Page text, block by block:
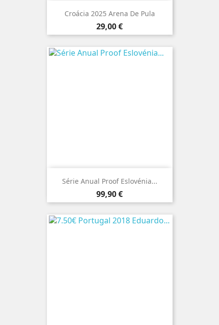
Croácia 2025 Arena De Pula
Preço
29,00 €
Série Anual Proof Eslovénia...
Preço
99,90 €